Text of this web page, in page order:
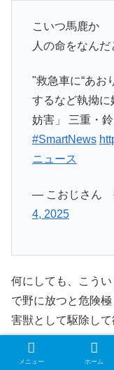
こいつ馬鹿か
人の命をなん
"救急車に“あお
するなど執拗に
妨害」 三重・
#SmartNews
ニュース
— こおじさん
4, 2025
何にしても、こう
で野に放つと危険
害獣として駆除して
メニュー ホーム